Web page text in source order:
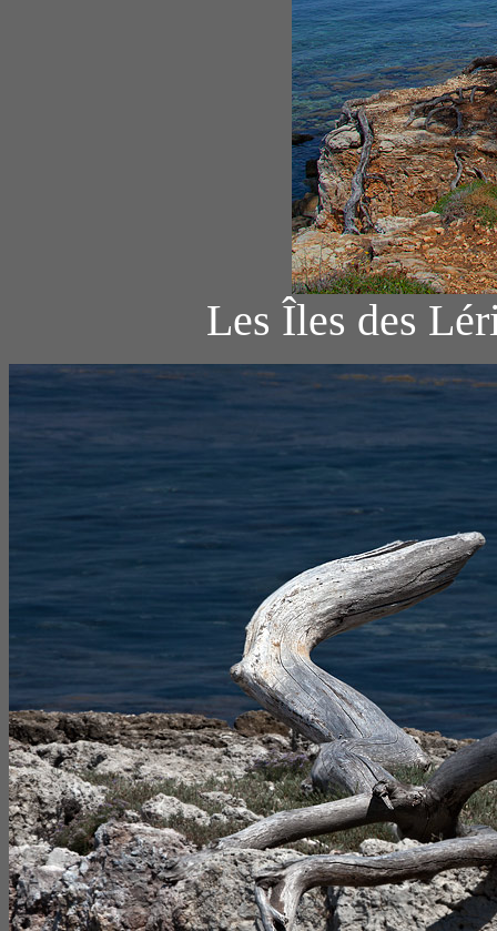
Les Îles des